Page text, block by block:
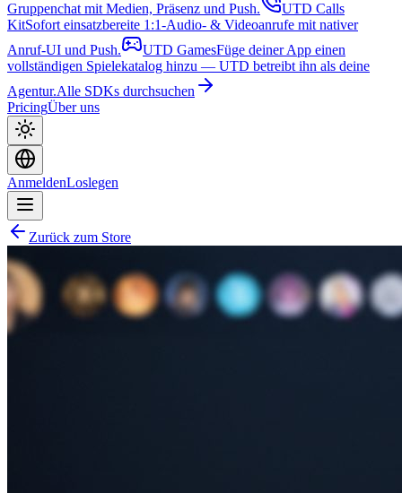
Gruppenchat mit Medien, Präsenz und Push.
UTD Calls
KitSofort einsatzbereite 1:1-Audio- & Videoanrufe mit nativer
Anruf-UI und Push.
UTD GamesFüge deiner App einen
vollständigen Spielekatalog hinzu — UTD betreibt ihn als deine
Agentur.Alle SDKs durchsuchen
PricingÜber uns
AnmeldenLoslegen
Zurück zum Store